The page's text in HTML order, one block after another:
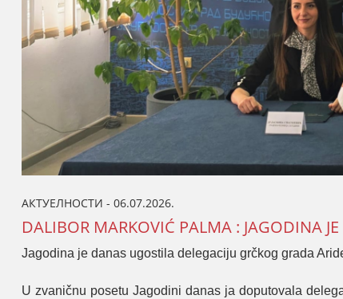
АКТУЕЛНОСТИ - 06.07.2026.
DALIBOR MARKOVIĆ PALMA : JAGODINA
Jagodina je danas ugostila delegaciju grčkog grada
U zvaničnu posetu Jagodini danas ja doputovala